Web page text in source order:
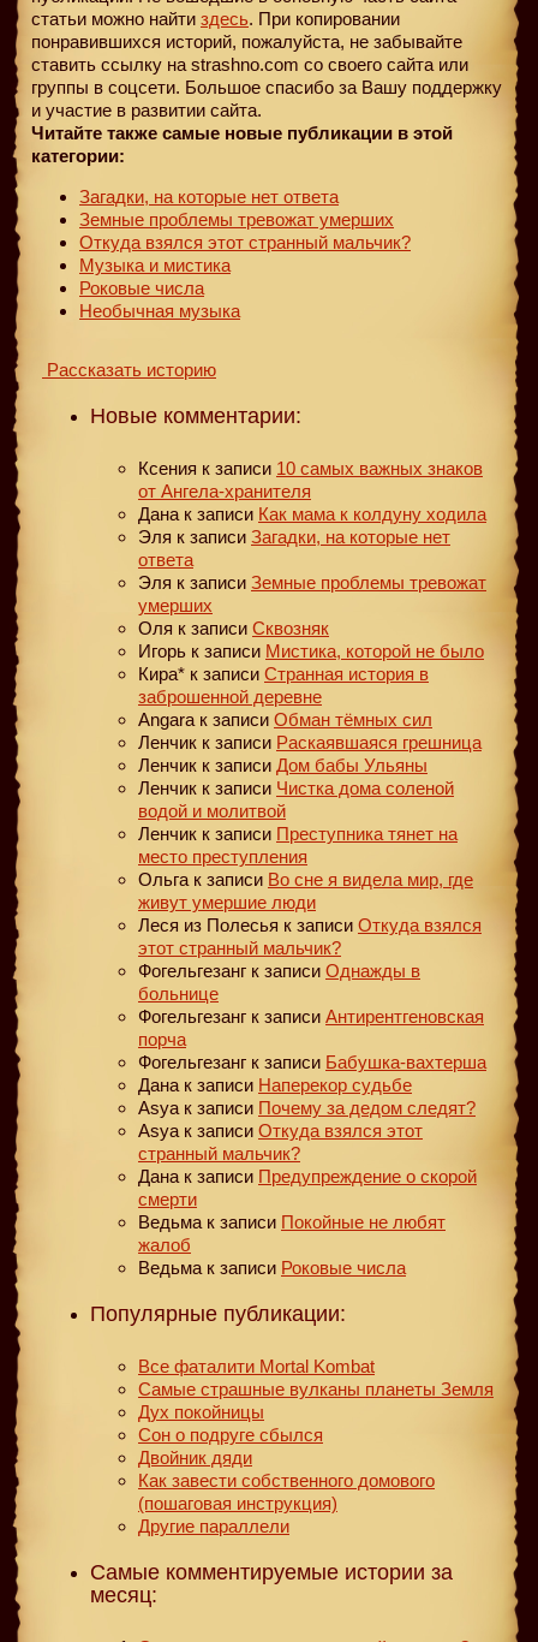
статьи можно найти здесь. При копировании
понравившихся историй, пожалуйста, не забывайте
ставить ссылку на strashno.com со своего сайта или
группы в соцсети. Большое спасибо за Вашу поддержку
и участие в развитии сайта.
Читайте также самые новые публикации в этой
категории:
Загадки, на которые нет ответа
Земные проблемы тревожат умерших
Откуда взялся этот странный мальчик?
Музыка и мистика
Роковые числа
Необычная музыка
Рассказать историю
Новые комментарии:
Ксения к записи 10 самых важных знаков
от Ангела-хранителя
Дана к записи Как мама к колдуну ходила
Эля к записи Загадки, на которые нет
ответа
Эля к записи Земные проблемы тревожат
умерших
Оля к записи Сквозняк
Игорь к записи Мистика, которой не было
Кира* к записи Странная история в
заброшенной деревне
Angara к записи Обман тёмных сил
Ленчик к записи Раскаявшаяся грешница
Ленчик к записи Дом бабы Ульяны
Ленчик к записи Чистка дома соленой
водой и молитвой
Ленчик к записи Преступника тянет на
место преступления
Ольга к записи Во сне я видела мир, где
живут умершие люди
Леся из Полесья к записи Откуда взялся
этот странный мальчик?
Фогельгезанг к записи Однажды в
больнице
Фогельгезанг к записи Антирентгеновская
порча
Фогельгезанг к записи Бабушка-вахтерша
Дана к записи Наперекор судьбе
Asya к записи Почему за дедом следят?
Asya к записи Откуда взялся этот
странный мальчик?
Дана к записи Предупреждение о скорой
смерти
Ведьма к записи Покойные не любят
жалоб
Ведьма к записи Роковые числа
Популярные публикации:
Все фаталити Mortal Kombat
Самые страшные вулканы планеты Земля
Дух покойницы
Сон о подруге сбылся
Двойник дяди
Как завести собственного домового
(пошаговая инструкция)
Другие параллели
Самые комментируемые истории за
месяц: